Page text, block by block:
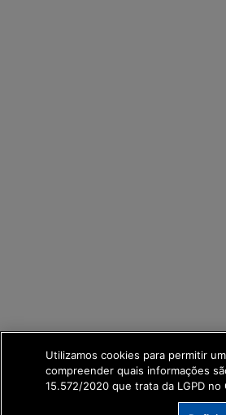
Utilizamos cookies para permitir
compreender quais informações
15.572/2020 que trata da LGPD